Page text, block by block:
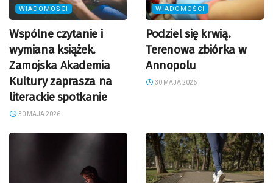
WIADOMOŚCI
Wspólne czytanie i
wymiana książek.
Zamojska Akademia
Kultury zaprasza na
literackie spotkanie
30 MAJA 2026
WIADOMOŚCI
Podziel się krwią.
Terenowa zbiórka w
Annopolu
30 MAJA 2026